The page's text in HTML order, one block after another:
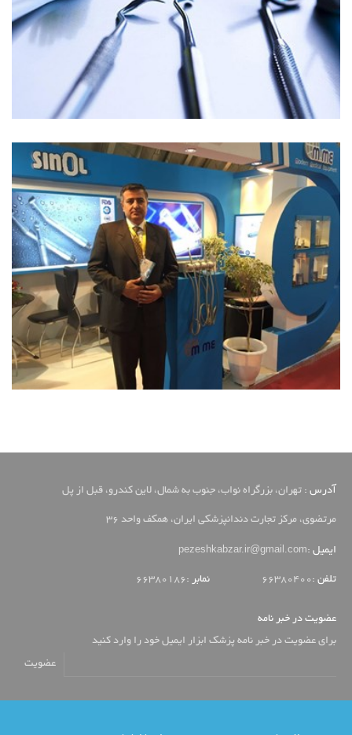
آدرس : تهران، بزرگراه نواب، جنوب به شمال، لاین کندرو، قبل از پل
مرتضوی، مرکز تجارت دندانپزشکی ایران، همکف واحد 36
ایمیل :pezeshkabzar.ir@gmail.com
تلفن :66380400 نمابر :66380186
عضویت در خبر نامه
برای عضویت در خبر نامه پزشک ابزار ایمیل خود را وارد کنید
عضویت